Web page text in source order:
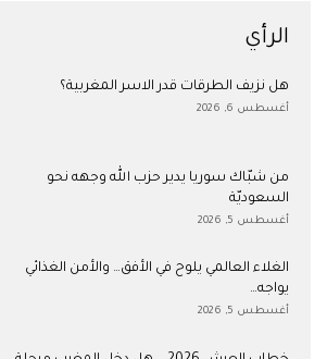
الرأي
هل نزيف الطرقات قدر الاسر المغربية؟
أغسطس 6, 2026
من شبّاك سوريا يدير حزب الله وجهه نحو
السعوديّة
أغسطس 5, 2026
الغلاء العالمي يلوح في الأفق… والأمن الغذائي
يواجه…
أغسطس 5, 2026